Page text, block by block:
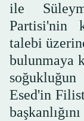
ile
Partisi'nin
talebi
bulunmaya
Esed'in